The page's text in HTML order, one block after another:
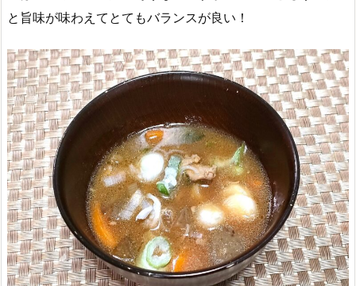
と旨味が味わえてとてもバランスが良い！